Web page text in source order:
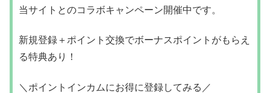
当サイトとのコラボキャンペーン開催中です。
新規登録＋ポイント交換でボーナスポイントがもらえ
る特典あり！
＼ポイントインカムにお得に登録してみる／